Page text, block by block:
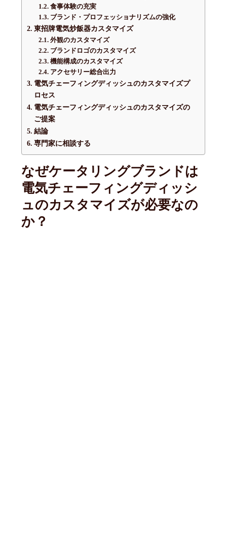
食事体験の充実
ブランド・プロフェッショナリズムの強化
東招牌電気炒飯器カスタマイズ
外観のカスタマイズ
ブランドロゴのカスタマイズ
機能構成のカスタマイズ
アクセサリー総合出力
電気チェーフィングディッシュのカスタマイズプ
ロセス
電気チェーフィングディッシュのカスタマイズの
ご提案
結論
専門家に相談する
なぜケータリングブランドは
電気チェーフィングディッシ
ュのカスタマイズが必要なの
か？